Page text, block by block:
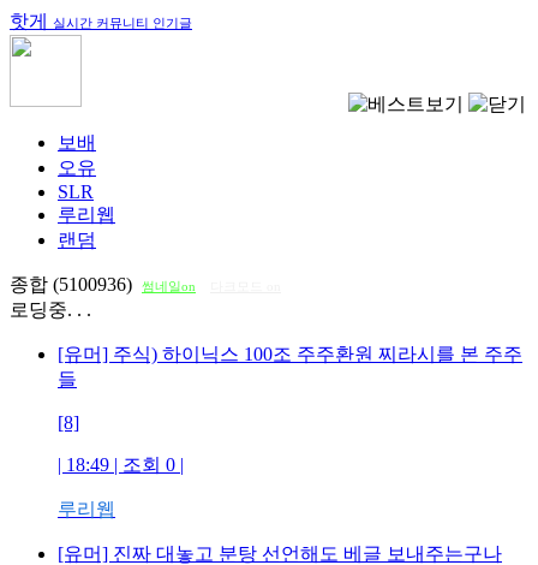
핫게 실시간 커뮤니티 인기글
보배
오유
SLR
루리웹
랜덤
종합 (5100936) 썸네일on
로딩중. . .
[유머] 주식) 하이닉스 100조 주주환원 찌라시를 본 주주
들
[8]
| 18:49 | 조회 0 |
루리웹
[유머] 진짜 대놓고 분탕 선언해도 베글 보내주는구나